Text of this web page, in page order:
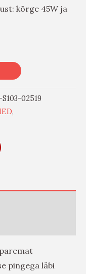
kõrge 45W ja
02519
,
pingega läbi